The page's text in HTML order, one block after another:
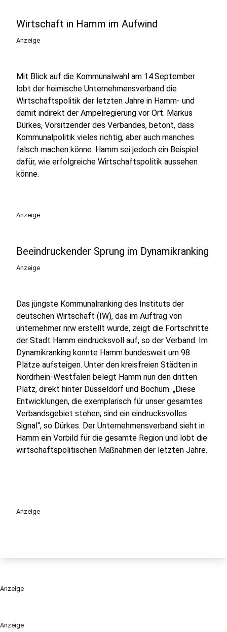
Anzeige
Wirtschaft in Hamm im Aufwind
Anzeige
Mit Blick auf die Kommunalwahl am 14.September
lobt der heimische Unternehmensverband die
Wirtschaftspolitik der letzten Jahre in Hamm- und
damit indirekt der Ampelregierung vor Ort. Markus
Dürkes, Vorsitzender des Verbandes, betont, dass
Kommunalpolitik vieles richtig, aber auch manches
falsch machen könne. Hamm sei jedoch ein Beispiel
dafür, wie erfolgreiche Wirtschaftspolitik aussehen
könne.
Anzeige
Beeindruckender Sprung im Dynamikranking
Anzeige
Das jüngste Kommunalranking des Instituts der
deutschen Wirtschaft (IW), das im Auftrag von
unternehmer nrw erstellt wurde, zeigt die Fortschritte
der Stadt Hamm eindrucksvoll auf, so der Verband. Im
Dynamikranking konnte Hamm bundesweit um 98
Plätze aufsteigen. Unter den kreisfreien Städten in
Nordrhein-Westfalen belegt Hamm nun den dritten
Platz, direkt hinter Düsseldorf und Bochum. „Diese
Entwicklungen, die exemplarisch für unser gesamtes
Verbandsgebiet stehen, sind ein eindrucksvolles
Signal“, so Dürkes. Der Unternehmensverband sieht in
Hamm ein Vorbild für die gesamte Region und lobt die
wirtschaftspolitischen Maßnahmen der letzten Jahre.
Anzeige
Anzeige